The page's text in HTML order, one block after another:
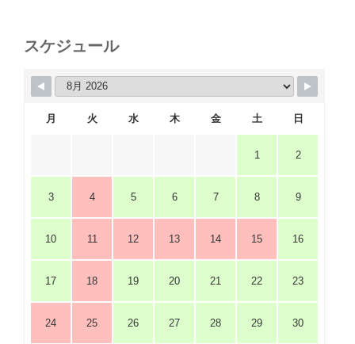
スケジュール
月 火 水 木 金 土 日
1 2
3 4 5 6 7 8 9
10 11 12 13 14 15 16
17 18 19 20 21 22 23
24 25 26 27 28 29 30